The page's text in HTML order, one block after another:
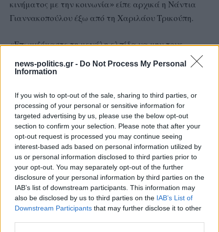
news-politics.gr - Do Not Process My Personal
Information
If you wish to opt-out of the sale, sharing to third parties, or
processing of your personal or sensitive information for
targeted advertising by us, please use the below opt-out
section to confirm your selection. Please note that after your
opt-out request is processed you may continue seeing
interest-based ads based on personal information utilized by
us or personal information disclosed to third parties prior to
your opt-out. You may separately opt-out of the further
disclosure of your personal information by third parties on the
IAB’s list of downstream participants. This information may
also be disclosed by us to third parties on the IAB’s List of
Downstream Participants that may further disclose it to other
κινήματος με την κοινωνία» είπε αρχικά η Νάντια
Γιαννακοπούλου έξω από τη Χαριλάου Τρικούπη.
«Επωμιζόμαστε τη μεγάλη ελπίδα να μην τους
απογοητεύσουμε και να γίνουμε πλειοψηφικό ρεύμα
που θα είναι ισχυρή αντιπολίτευση.
Έχουμε μια εβδομάδα, το ποιος θα εκλεγεί έχει την
αξία του και τον συμβολισμό του. Το πιο σημαντικό
είναι η ενότητα. Ανοιξα έναν δρόμο που ήδη αποδίδει
καρπούς. Θα είμαι μπροστά στην πρώτη γραμμή,
γιατί αυτό οφείλω σε όσους με εμπιστεύτηκαν. Θέλω
να τους διαβεβαιώσω ότι θα δώσουμε τον αγώνα μας
για την αντίληψη που έχω για την ανανέωση και την
ενδυνάμωση του ΠΑΣΟΚ.
Σήμερα δρέπουμε τους καρπούς αυτής της